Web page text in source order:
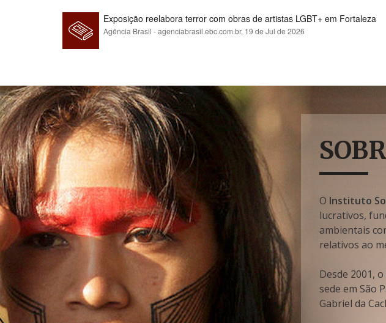
Exposição reelabora terror com obras de artistas LGBT+ em Fortaleza
Agência Brasil - agenciabrasil.ebc.com.br, 19 de Jul de 2026
O Instituto
lucrativos,
ambientais
relativos ao
Desde 2001,
sede em São
Gabriel da